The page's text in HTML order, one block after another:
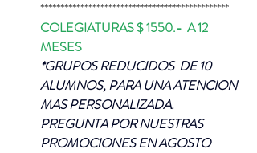
***********************************************
COLEGIATURAS $ 1550.-  A 12
MESES
*GRUPOS REDUCIDOS  DE 10
ALUMNOS, PARA UNA ATENCION
MAS PERSONALIZADA.
PREGUNTA POR NUESTRAS
PROMOCIONES EN AGOSTO